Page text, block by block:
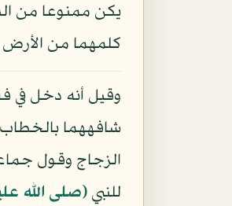
يكن ممنوعا من
كلمهما من الأرض
وقيل أنه دخل في
شافههما
الزجاج وقول
للنبي(صلى الله